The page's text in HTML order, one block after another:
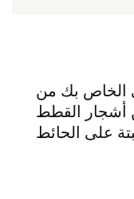
الخاص بك من
أشجار القطط
على الحائط